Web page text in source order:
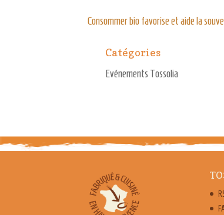
Consommer bio favorise et aide la
Catégories
Evénements Tossolia